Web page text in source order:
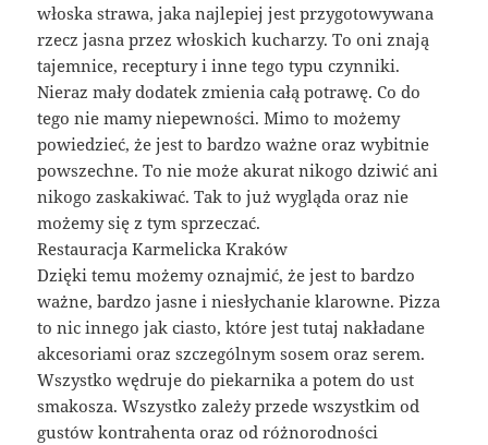
włoska strawa, jaka najlepiej jest przygotowywana
rzecz jasna przez włoskich kucharzy. To oni znają
tajemnice, receptury i inne tego typu czynniki.
Nieraz mały dodatek zmienia całą potrawę. Co do
tego nie mamy niepewności. Mimo to możemy
powiedzieć, że jest to bardzo ważne oraz wybitnie
powszechne. To nie może akurat nikogo dziwić ani
nikogo zaskakiwać. Tak to już wygląda oraz nie
możemy się z tym sprzeczać.
Restauracja Karmelicka Kraków
Dzięki temu możemy oznajmić, że jest to bardzo
ważne, bardzo jasne i niesłychanie klarowne. Pizza
to nic innego jak ciasto, które jest tutaj nakładane
akcesoriami oraz szczególnym sosem oraz serem.
Wszystko wędruje do piekarnika a potem do ust
smakosza. Wszystko zależy przede wszystkim od
gustów kontrahenta oraz od różnorodności